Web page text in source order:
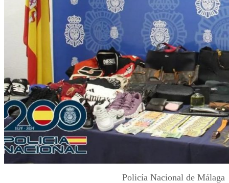
Policía Nacional de Málaga